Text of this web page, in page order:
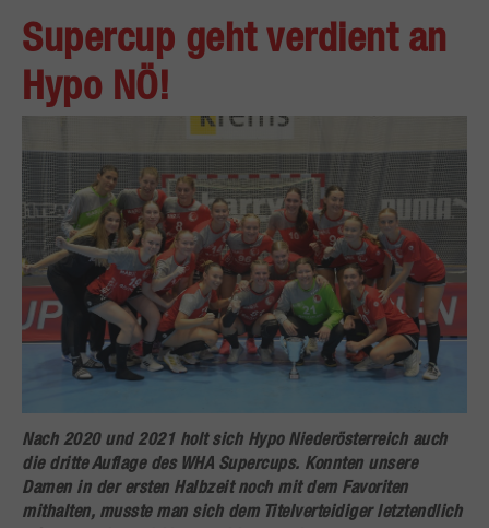
Supercup geht verdient an
Hypo NÖ!
Nach 2020 und 2021 holt sich Hypo Niederösterreich auch
die dritte Auflage des WHA Supercups. Konnten unsere
Damen in der ersten Halbzeit noch mit dem Favoriten
mithalten, musste man sich dem Titelverteidiger letztendlich